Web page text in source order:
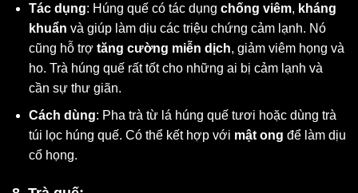
Tác dụng: Húng quế có tác dụng chống viêm, kháng
khuẩn và giúp làm dịu các triệu chứng cảm lạnh. Nó
cũng hỗ trợ tăng cường miễn dịch, giảm viêm họng và
ho. Trà húng quế rất tốt cho những ai bị cảm lạnh và
cần sự thư giãn.
Cách dùng: Pha trà từ lá húng quế tươi hoặc dùng trà
túi lọc húng quế. Có thể kết hợp với mật ong để làm dịu
cổ họng.